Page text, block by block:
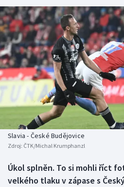
Cyklistika
DALŠÍ SPORTY
Americký fotbal
Baseball a softbal
Basketbal
Biatlon
Box
NEPŘEHLÉDNĚTE
Soutěže
Historické návraty
Aplikace ČT sport
Slavia - České Budějovice
Zdroj: ČTK/Michal Krumphanzl
Úkol splněn. To si mohli říct
velkého tlaku v zápase s